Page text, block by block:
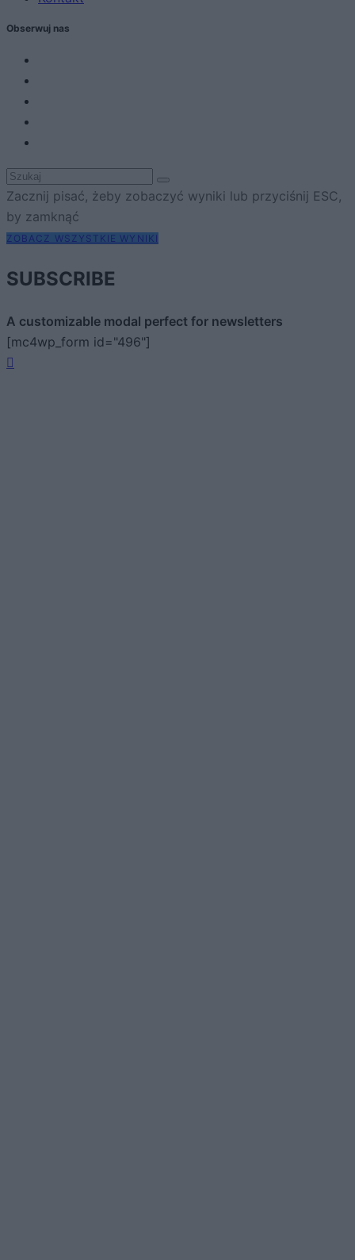
Obserwuj nas
Zacznij pisać, żeby zobaczyć wyniki lub przyciśnij ESC,
by zamknąć
ZOBACZ WSZYSTKIE WYNIKI
SUBSCRIBE
A customizable modal perfect for newsletters
[mc4wp_form id="496"]